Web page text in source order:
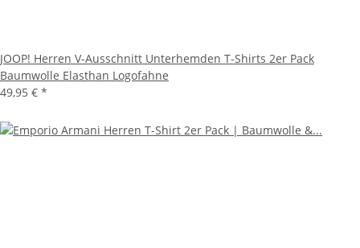
JOOP! Herren V-Ausschnitt Unterhemden T-Shirts 2er Pack
Baumwolle Elasthan Logofahne
49,95 € *